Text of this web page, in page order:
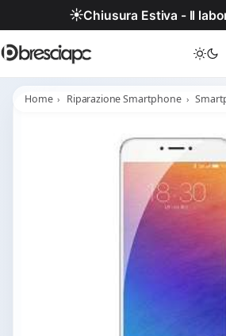
☀️
Home Riparazione Smartphone